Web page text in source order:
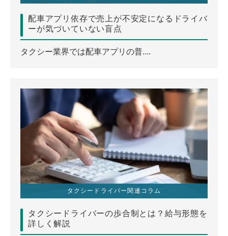
配車アプリ依存で売上が不安定になるドライバ
ーが気づいていない盲点
タクシー業界では配車アプリの普....
タクシードライバー関連コラム
タクシードライバーの歩合制とは？給与形態を
詳しく解説